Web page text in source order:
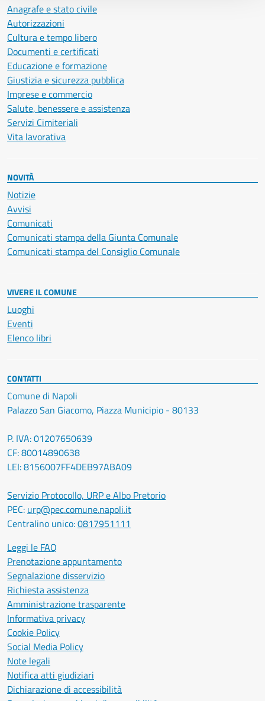
Anagrafe e stato civile
Autorizzazioni
Cultura e tempo libero
Documenti e certificati
Educazione e formazione
Giustizia e sicurezza pubblica
Imprese e commercio
Salute, benessere e assistenza
Servizi Cimiteriali
Vita lavorativa
NOVITÀ
Notizie
Avvisi
Comunicati
Comunicati stampa della Giunta Comunale
Comunicati stampa del Consiglio Comunale
VIVERE IL COMUNE
Luoghi
Eventi
Elenco libri
CONTATTI
Comune di Napoli
Palazzo San Giacomo, Piazza Municipio - 80133
P. IVA: 01207650639
CF: 80014890638
LEI: 8156007FF4DEB97ABA09
Servizio Protocollo, URP e Albo Pretorio
PEC: urp@pec.comune.napoli.it
Centralino unico:0817951111
Leggi le FAQ
Prenotazione appuntamento
Segnalazione disservizio
Richiesta assistenza
Amministrazione trasparente
Informativa privacy
Cookie Policy
Social Media Policy
Note legali
Notifica atti giudiziari
Dichiarazione di accessibilità